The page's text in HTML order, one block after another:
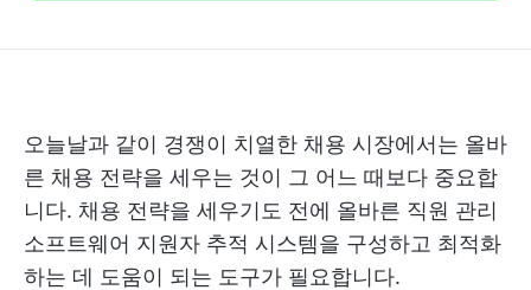
오늘날과 같이 경쟁이 치열한 채용 시장에서는 올바
른 채용 전략을 세우는 것이 그 어느 때보다 중요합
니다. 채용 전략을 세우기도 전에 올바른 직원 관리
소프트웨어 지원자 추적 시스템을 구성하고 최적화
하는 데 도움이 되는 도구가 필요합니다.